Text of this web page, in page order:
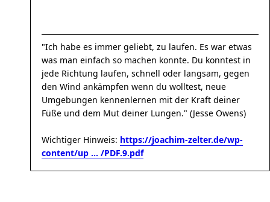
"Ich habe es immer geliebt, zu laufen. Es war etwas
was man einfach so machen konnte. Du konntest in
jede Richtung laufen, schnell oder langsam, gegen
den Wind ankämpfen wenn du wolltest, neue
Umgebungen kennenlernen mit der Kraft deiner
Füße und dem Mut deiner Lungen." (Jesse Owens)
Wichtiger Hinweis: https://joachim-zelter.de/wp-
content/up ... /PDF.9.pdf